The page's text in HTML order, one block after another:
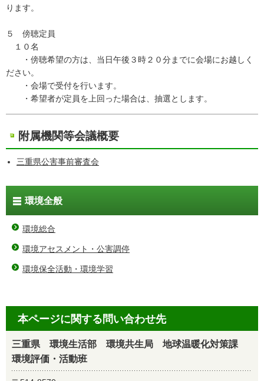
ります。
５ 傍聴定員
１０名
・傍聴希望の方は、当日午後３時２０分までに会場にお越しく
ださい。
・会場で受付を行います。
・希望者が定員を上回った場合は、抽選とします。
附属機関等会議概要
三重県公害事前審査会
環境全般
環境総合
環境アセスメント・公害調停
環境保全活動・環境学習
本ページに関する問い合わせ先
三重県 環境生活部 環境共生局 地球温暖化対策課
環境評価・活動班